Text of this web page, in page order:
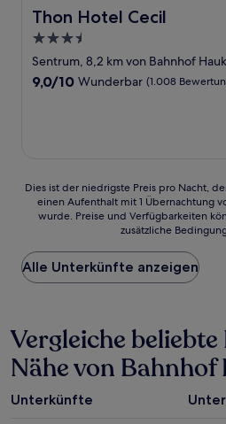
Thon Hotel Cecil
Thon Hotel Cecil
3.5-
Sterne-
Unterkunft
Sentrum, 8,2 km von Bahnhof
9.0
9,0/10 Wunderbar (1.008
Dies
der
Preis
pro
Nacht,
den
letzten
24 Stunden
für
einen
Dies ist der niedrigste Preis pro Nacht,
einen Aufenthalt mit 1 Übernachtung
wurde. Preise und Verfügbarkeiten
zusätzliche
Alle Unterkünfte anzeigen
Vergleiche
Nähe von Bahnhof
Unterkünfte